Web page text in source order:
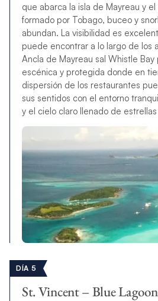
que abarca la isla de Mayreau y
formado por Tobago, buceo y
abundan. La visibilidad es
puede encontrar a lo largo de los
Ancla de Mayreau sal Whistle Bay
escénica y protegida donde en
dispersión de los restaurantes
sus sentidos con el entorno
y el cielo claro llenado de
DÍA 5
St. Vincent – Blue